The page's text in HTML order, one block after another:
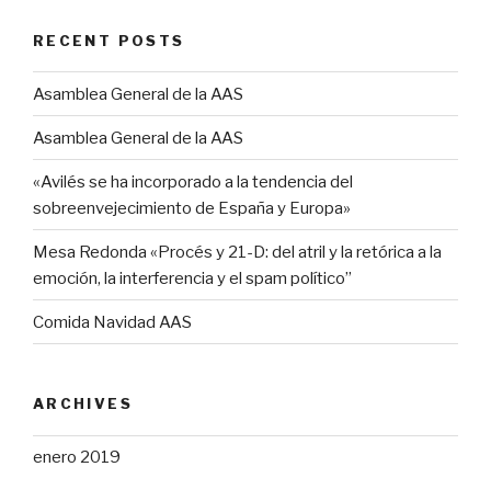
RECENT POSTS
Asamblea General de la AAS
Asamblea General de la AAS
«Avilés se ha incorporado a la tendencia del
sobreenvejecimiento de España y Europa»
Mesa Redonda «Procés y 21-D: del atril y la retórica a la
emoción, la interferencia y el spam político”
Comida Navidad AAS
ARCHIVES
enero 2019